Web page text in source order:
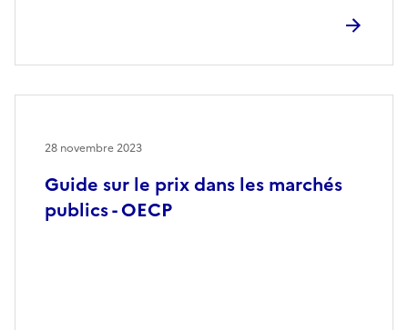
Guide sur le prix dans les marchés
publics - OECP
28 novembre 2023